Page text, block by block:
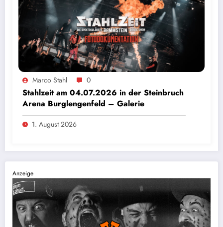
Marco Stahl 0
Stahlzeit am 04.07.2026 in der Steinbruch
Arena Burglengenfeld – Galerie
1. August 2026
Anzeige